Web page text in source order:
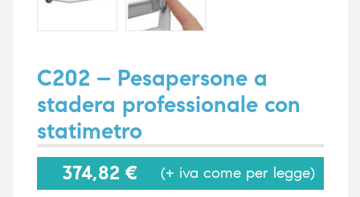
C202 – Pesapersone a
stadera professionale con
statimetro
374,82 € (+ iva come per legge)